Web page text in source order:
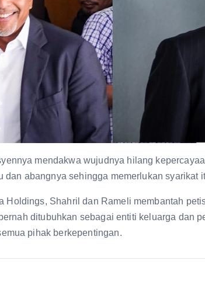
mendakwa wujudnya hilang
dan abangnya sehingga memerlukan syarikat
Holdings, Shahril dan Rameli membantah
ditubuhkan sebagai entiti keluarga dan
pihak berkepentingan.